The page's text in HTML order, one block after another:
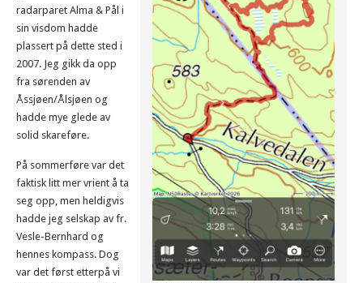
radarparet Alma & Pål i
sin visdom hadde
plassert på dette sted i
2007. Jeg gikk da opp
fra sørenden av
Åssjøen/Ålsjøen og
hadde mye glede av
solid skareføre.
På sommerføre var det
faktisk litt mer vrient å ta
seg opp, men heldigvis
hadde jeg selskap av fr.
Vesle-Bernhard og
hennes kompass. Dog
var det først etterpå vi